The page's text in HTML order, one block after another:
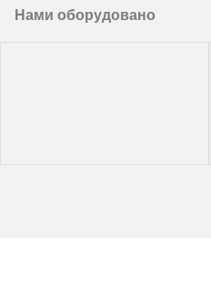
Нами оборудовано